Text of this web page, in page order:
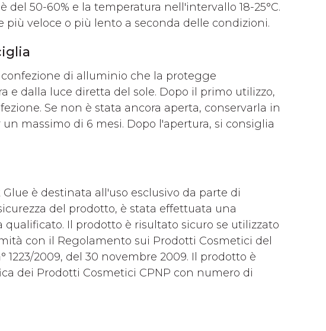
50-60% e la temperatura nell'intervallo 18-25°C.
veloce o più lento a seconda delle condizioni.
di alluminio che la protegge
e dalla luce diretta del sole. Dopo il primo utilizzo,
Se non è stata ancora aperta, conservarla in
massimo di 6 mesi. Dopo l'apertura, si consiglia
è destinata all'uso esclusivo da parte di
del prodotto, è stata effettuata una
Il prodotto è risultato sicuro se utilizzato
con il Regolamento sui Prodotti Cosmetici del
2009, del 30 novembre 2009. Il prodotto è
dei Prodotti Cosmetici CPNP con numero di